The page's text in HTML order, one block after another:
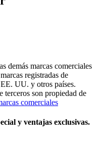
demás marcas comerciales
registradas de
UU. y otros países.
terceros son propiedad de
comerciales
y ventajas exclusivas.